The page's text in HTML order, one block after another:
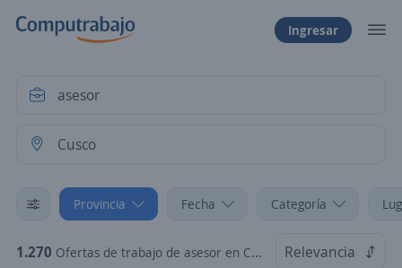
Ingresar
Provincia Fecha Categoría
1.270 Ofertas de trabajo de asesor en Cusco Relevancia